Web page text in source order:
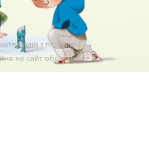
з порталу
на сайт обов'язкове. .